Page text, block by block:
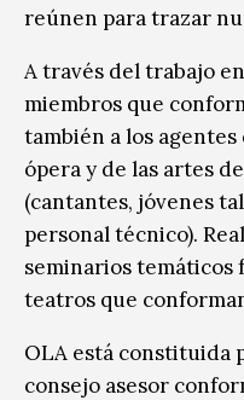
reúnen para trazar
A través del trabajo
miembros que
también a los
ópera y de las artes
(cantantes, jóvenes
personal técnico).
seminarios
teatros que
OLA está constituida
consejo asesor